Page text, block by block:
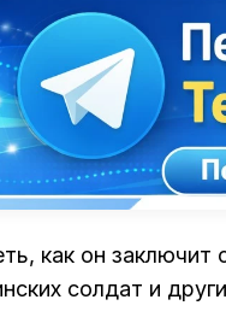
как он
солдат и